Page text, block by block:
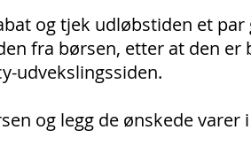
og tjek udløbstiden et par
fra børsen, etter at den er
udvekslingssiden.
og legg de ønskede